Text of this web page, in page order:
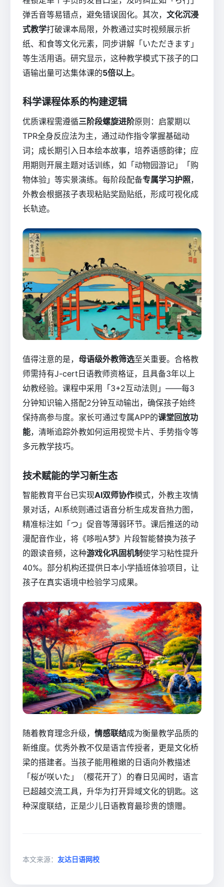
弹舌音等易错点，避免错误固化。其次， 文化沉浸
式教学打破课本局限，外教通过实时视频展示折
纸、和食等文化元素，同步讲解「いただきます」
等生活用语。研究显示，这种教学模式下孩子的口
语输出量可达集体课的5倍以上。
科学课程体系的构建逻辑
优质课程需遵循三阶段螺旋进阶原则：启蒙期以
TPR全身反应法为主，通过动作指令掌握基础动
词；成长期引入日本绘本故事，培养语感韵律；应
用期则开展主题对话训练，如「动物园游记」「购
物体验」等实景演练。每阶段配备专属学习护照，
外教会根据孩子表现粘贴奖励贴纸，形成可视化成
长轨迹。
值得注意的是， 母语级外教筛选至关重要。合格教
师需持有J-cert日语教师资格证，且具备3年以上
幼教经验。课程中采用「3+2互动法则」——每3
分钟知识输入搭配2分钟互动输出，确保孩子始终
保持高参与度。家长可通过专属APP的课堂回放功
能，清晰追踪外教如何运用视觉卡片、手势指令等
多元教学技巧。
技术赋能的学习新生态
智能教育平台已实现AI双师协作模式，外教主攻情
景对话，AI系统则通过语音分析生成发音热力图，
精准标注如「つ」促音等薄弱环节。课后推送的动
漫配音作业，将《哆啦A梦》片段智能替换为孩子
的跟读音频，这种游戏化巩固机制使学习粘性提升
40%。部分机构还提供日本小学插班体验项目，让
孩子在真实语境中检验学习成果。
随着教育理念升级， 情感联结成为衡量教学品质的
新维度。优秀外教不仅是语言传授者，更是文化桥
梁的搭建者。当孩子能用稚嫩的日语向外教描述
「桜が咲いた」（樱花开了）的春日见闻时，语言
已超越交流工具，升华为打开异域文化的钥匙。这
种深度联结，正是少儿日语教育最珍贵的馈赠。
本文来源： 友达日语网校